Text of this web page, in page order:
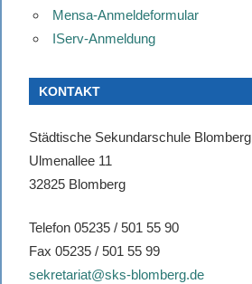
Mensa-Anmeldeformular
IServ-Anmeldung
KONTAKT
Städtische Sekundarschule Blomberg
Ulmenallee 11
32825 Blomberg
Telefon 05235 / 501 55 90
Fax 05235 / 501 55 99
sekretariat@sks-blomberg.de